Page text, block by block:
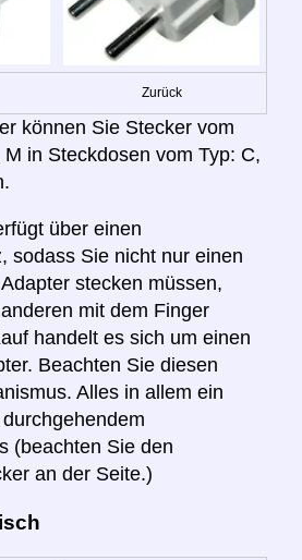
Zurück
können Sie Stecker vom
in Steckdosen vom Typ: C,
über einen
sodass Sie nicht nur einen
stecken müssen,
mit dem Finger
handelt es sich um einen
Beachten Sie diesen
Alles in allem ein
(beachten Sie den
an der Seite.)